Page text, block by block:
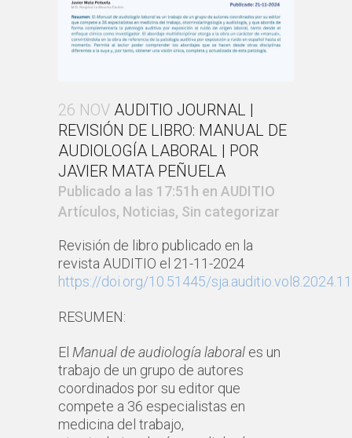
26 NOV AUDITIO JOURNAL |
REVISIÓN DE LIBRO: MANUAL DE
AUDIOLOGÍA LABORAL | POR
JAVIER MATA PEÑUELA
Publicado a las 17:51h en AUDITIO
Artículos, Noticias, Sin categorizar
Revisión de libro publicado en la
revista AUDITIO el 21-11-2024
https://doi.org/10.51445/
RESUMEN:
El Manual de audiología laboral es un
trabajo de un grupo de autores
coordinados por su editor que
compete a 36 especialistas en
medicina del trabajo,